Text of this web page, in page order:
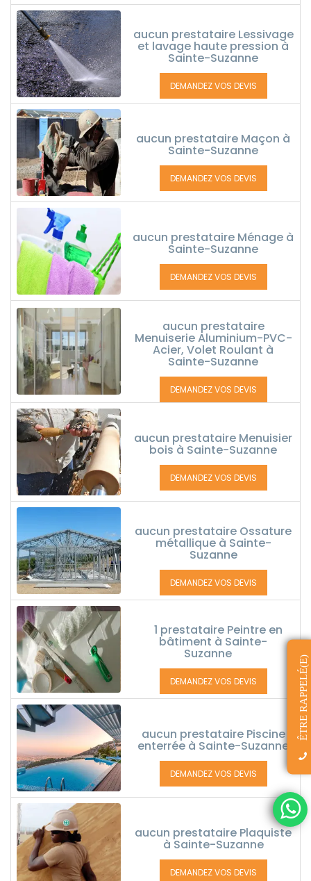
aucun prestataire Lessivage
et lavage haute pression à
Sainte-Suzanne
DEMANDEZ VOS DEVIS
aucun prestataire Maçon à
Sainte-Suzanne
DEMANDEZ VOS DEVIS
aucun prestataire Ménage à
Sainte-Suzanne
DEMANDEZ VOS DEVIS
aucun prestataire
Menuiserie Aluminium-PVC-
Acier, Volet Roulant à
Sainte-Suzanne
DEMANDEZ VOS DEVIS
aucun prestataire Menuisier
bois à Sainte-Suzanne
DEMANDEZ VOS DEVIS
aucun prestataire Ossature
métallique à Sainte-
Suzanne
DEMANDEZ VOS DEVIS
1 prestataire Peintre en
bâtiment à Sainte-
Suzanne
DEMANDEZ VOS DEVIS
aucun prestataire Piscine
enterrée à Sainte-Suzanne
DEMANDEZ VOS DEVIS
aucun prestataire Plaquiste
à Sainte-Suzanne
DEMANDEZ VOS DEVIS
ÊTRE RAPPELÉ(E)